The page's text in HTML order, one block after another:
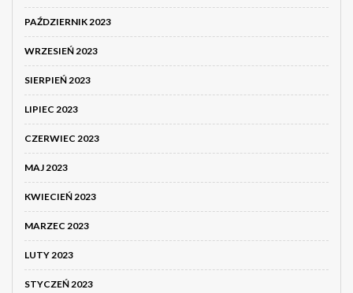
PAŹDZIERNIK 2023
WRZESIEŃ 2023
SIERPIEŃ 2023
LIPIEC 2023
CZERWIEC 2023
MAJ 2023
KWIECIEŃ 2023
MARZEC 2023
LUTY 2023
STYCZEŃ 2023